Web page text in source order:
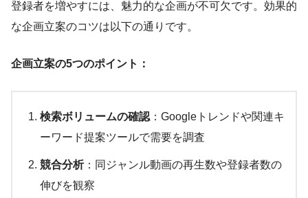
登録者を増やすには、魅力的な企画が不可欠です。効果的
な企画立案のコツは以下の通りです。
企画立案の5つのポイント：
検索ボリュームの確認 ：Googleトレンドや関連キ
ーワード提案ツールで需要を調査
競合分析：同ジャンル動画の再生数や登録者数の
伸びを観察